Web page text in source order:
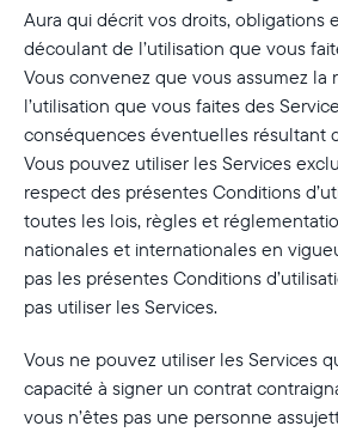
Aura qui décrit vos droits, obligations
découlant de l’utilisation que vous
Vous convenez que vous assumez la
l’utilisation que vous faites des
conséquences éventuelles résultant
Vous pouvez utiliser les Services
respect des présentes Conditions
toutes les lois, règles et
nationales et internationales en
pas les présentes Conditions
pas utiliser les Services.
Vous ne pouvez utiliser les Services
capacité à signer un contrat
vous n’êtes pas une personne